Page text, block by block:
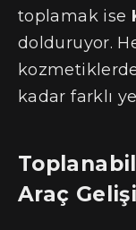
toplamak ise
dolduruyor.
kadar farklı
Araç